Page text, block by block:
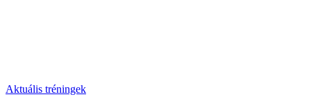
Aktuális tréningek